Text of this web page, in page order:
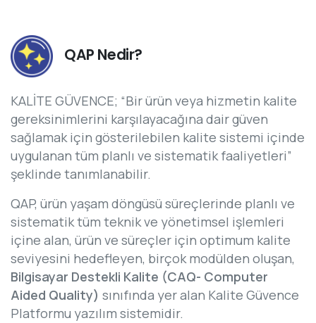
QAP Nedir?
KALİTE GÜVENCE; “Bir ürün veya hizmetin kalite
gereksinimlerini karşılayacağına dair güven
sağlamak için gösterilebilen kalite sistemi içinde
uygulanan tüm planlı ve sistematik faaliyetleri”
şeklinde tanımlanabilir.
QAP, ürün yaşam döngüsü süreçlerinde planlı ve
sistematik tüm teknik ve yönetimsel işlemleri
içine alan, ürün ve süreçler için optimum kalite
seviyesini hedefleyen, birçok modülden oluşan,
Bilgisayar Destekli Kalite (CAQ- Computer
Aided Quality) sınıfında yer alan Kalite Güvence
Platformu yazılım sistemidir.